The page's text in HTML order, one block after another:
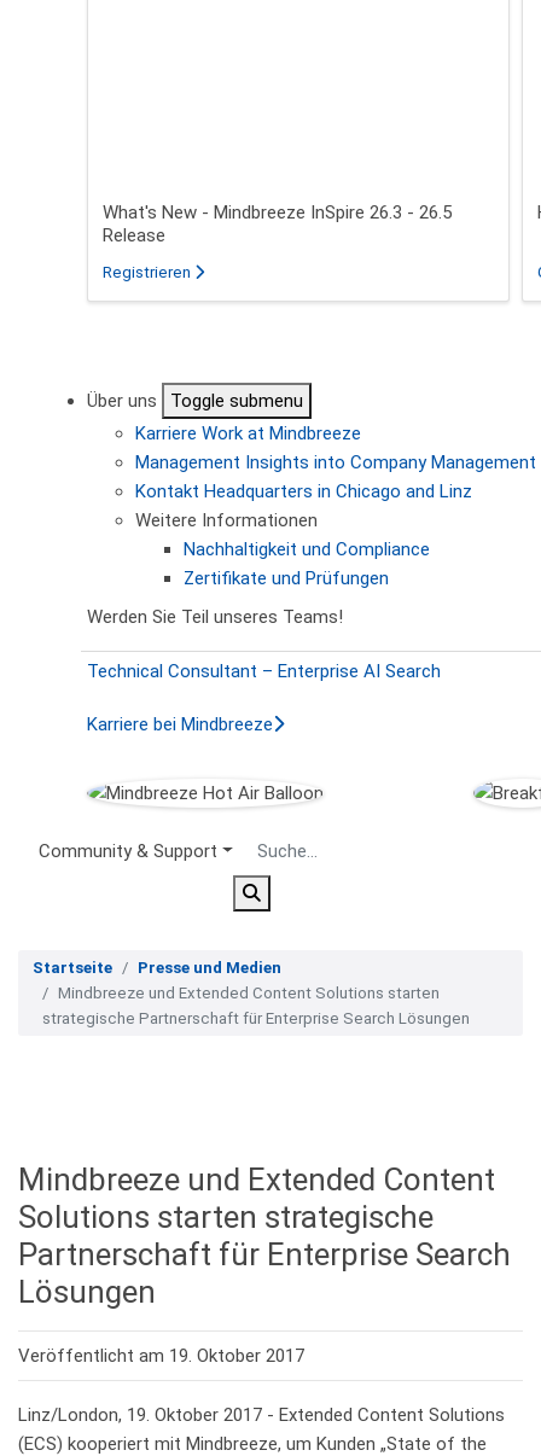
What's New - Mindbreeze InSpire 26.3 - 26.5
Release
Registrieren für das Webinar über What's New - Mindbreeze
Über uns
Toggle submenu
Karriere Work at Mindbreeze
Management Insights into Company Management
Kontakt Headquarters in Chicago and Linz
Weitere Informationen
Nachhaltigkeit und Compliance
Zertifikate und Prüfungen
Werden Sie Teil unseres Teams!
Technical Consultant – Enterprise AI Search
Karriere bei Mindbreeze
Secondary Menu
Community & Support
Startseite
Presse und Medien
Mindbreeze und Extended Content Solutions starten
strategische Partnerschaft für Enterprise Search Lösungen
Mindbreeze und Extended Content
Solutions starten strategische
Partnerschaft für Enterprise Search
Lösungen
Veröffentlicht am 19. Oktober 2017
Linz/London, 19. Oktober 2017 - Extended Content Solutions
(ECS) kooperiert mit Mindbreeze, um Kunden „State of the